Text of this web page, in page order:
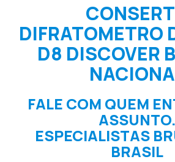
DIFRATOMETRO
D8 DISCOVER
FALE COM QUEM
ASSUNTO.
ESPECIALISTAS
BRASIL